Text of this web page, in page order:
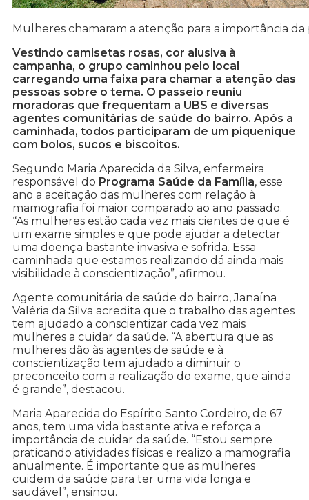
Mulheres chamaram a atenção para a importância
Vestindo camisetas rosas, cor alusiva à
campanha, o grupo caminhou pelo local
carregando uma faixa para chamar a atenção das
pessoas sobre o tema. O passeio reuniu
moradoras que frequentam a UBS e diversas
agentes comunitárias de saúde do bairro. Após a
caminhada, todos participaram de um piquenique
com bolos, sucos e biscoitos.
Segundo Maria Aparecida da Silva, enfermeira
responsável do Programa Saúde da Família, esse
ano a aceitação das mulheres com relação à
mamografia foi maior comparado ao ano passado.
“As mulheres estão cada vez mais cientes de que é
um exame simples e que pode ajudar a detectar
uma doença bastante invasiva e sofrida. Essa
caminhada que estamos realizando dá ainda mais
visibilidade à conscientização”, afirmou.
Agente comunitária de saúde do bairro, Janaína
Valéria da Silva acredita que o trabalho das agentes
tem ajudado a conscientizar cada vez mais
mulheres a cuidar da saúde. “A abertura que as
mulheres dão às agentes de saúde e à
conscientização tem ajudado a diminuir o
preconceito com a realização do exame, que ainda
é grande”, destacou.
Maria Aparecida do Espírito Santo Cordeiro, de 67
anos, tem uma vida bastante ativa e reforça a
importância de cuidar da saúde. “Estou sempre
praticando atividades físicas e realizo a mamografia
anualmente. É importante que as mulheres
cuidem da saúde para ter uma vida longa e
saudável”, ensinou.